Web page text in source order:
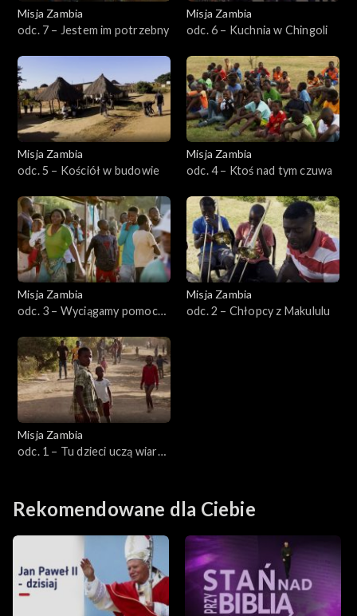
Misja Zambia
odc. 7 – Jestem im potrzebny
Misja Zambia
odc. 6 – Kuchnia w Chingoli
Misja Zambia
odc. 5 – Kościół w budowie
Misja Zambia
odc. 4 – Ktoś nad tym czuwa
Misja Zambia
odc. 3 – Wyciągamy pomocną
Misja Zambia
odc. 2 – Chłopcy z Makululu
Misja Zambia
odc. 1 – Tu dzieci uczą wiary
Rekomendowane dla Ciebie